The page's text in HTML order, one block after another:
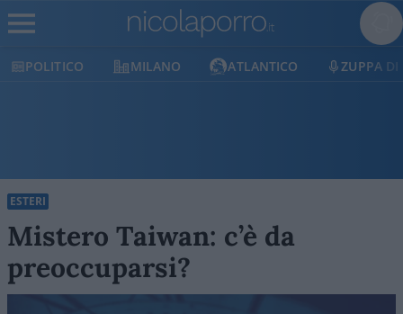
MILANO ATLANTICO ZUPPA DI PORRO
ESTERI
Mistero Taiwan: c’è da
preoccuparsi?